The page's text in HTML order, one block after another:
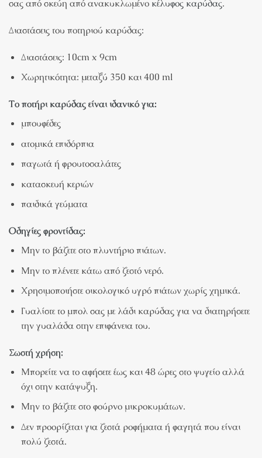
σας από σκεύη από ανακυκλωμένο κέλυφος καρύδας.
Διαστάσεις του ποτηριού καρύδας:
Διαστάσεις: 10cm x 9cm
Χωρητικότητα: μεταξύ 350 και 400 ml
Το ποτήρι καρύδας είναι ιδανικό για:
μπουφέδες
ατομικά επιδόρπια
παγωτά ή φρουτοσαλάτες
κατασκευή κεριών
παιδικά γεύματα
Οδηγίες φροντίδας:
Μην το βάζετε στο πλυντήριο πιάτων.
Μην το πλένετε κάτω από ζεστό νερό.
Χρησιμοποιήστε οικολογικό υγρό πιάτων χωρίς χημικά.
Γυαλίστε το μπολ σας με λάδι καρύδας για να διατηρήσετε
την γυαλάδα στην επιφάνεια του.
Σωστή χρήση:
Μπορείτε να το αφήσετε έως και 48 ώρες στο ψυγείο αλλά
όχι στην κατάψυξη.
Μην το βάζετε στο φούρνο μικροκυμάτων.
Δεν προορίζεται για ζεστά ροφήματα ή φαγητά που είναι
πολύ ζεστά.